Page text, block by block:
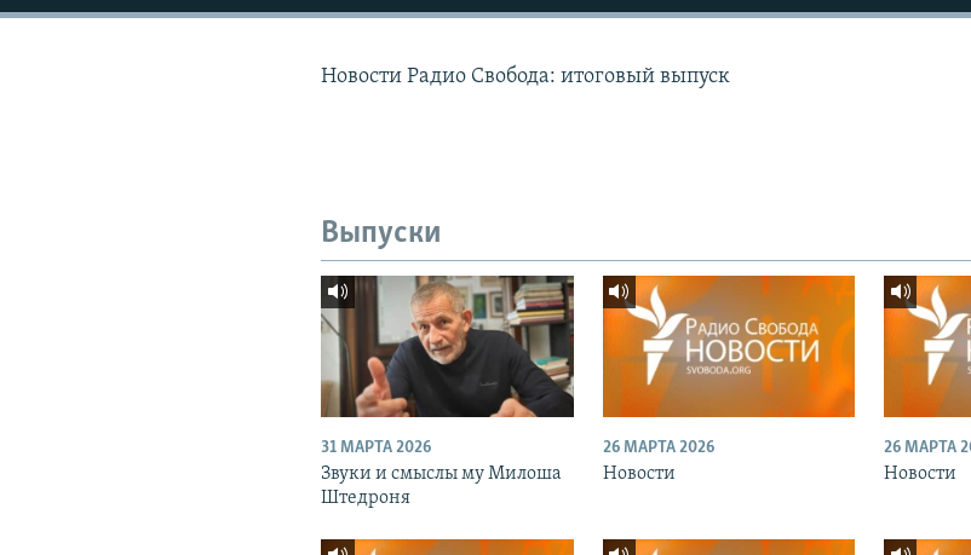
Новости Радио Свобода: итоговый выпуск
Выпуски
31 МАРТА 2026
Звуки и смыслы му Милоша
Штедроня
26 МАРТА 2026
Новости
26 МАРТА
Новости